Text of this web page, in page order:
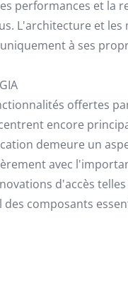
performances et la
L'architecture et les
à ses
offertes
encore
demeure un
avec
d'accès
composants